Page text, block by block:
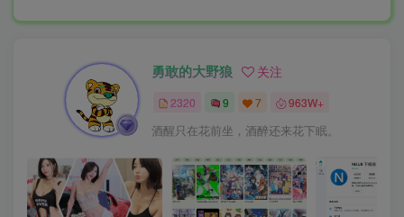
勇敢的大野狼 关注
2320 9 7 963W+
酒醒只在花前坐，酒醉还来花下眠。